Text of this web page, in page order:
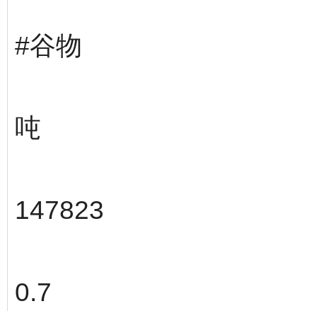
#谷物
吨
147823
0.7